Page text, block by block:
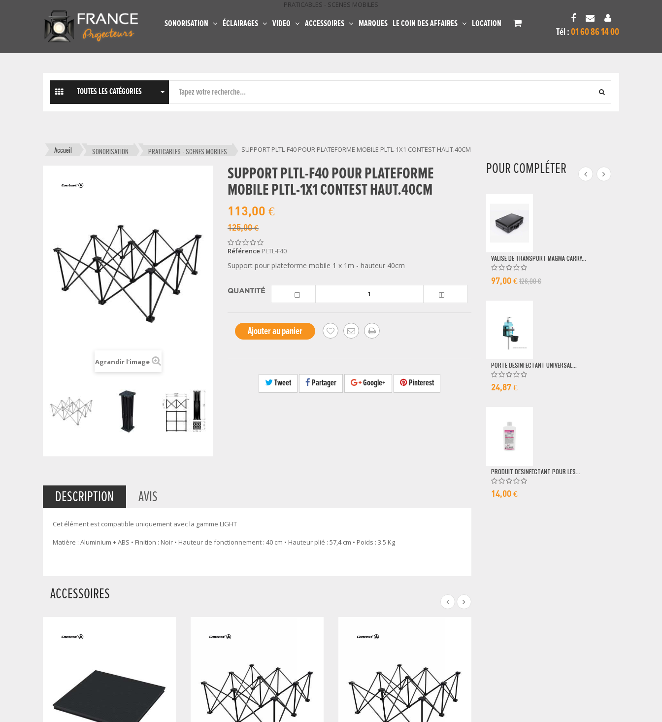
SONORISATION ÉCLAIRAGES VIDEO ACCESSOIRES MARQUES LE COIN DES AFFAIRES LOCATION
Tél : 01 60 86 14 00
PRATICABLES - SCENES MOBILES
TOUTES LES CATÉGORIES
Accueil SONORISATION PRATICABLES - SCENES MOBILES SUPPORT PLTL-F40 POUR PLATEFORME MOBILE PLTL-1X1 CONTEST HAUT.40CM
Agrandir l'image
SUPPORT PLTL-F40 POUR PLATEFORME
MOBILE PLTL-1X1 CONTEST HAUT.40CM
113,00 €
125,00 €
Référence PLTL-F40
Support pour plateforme mobile 1 x 1m - hauteur 40cm
QUANTITÉ
Ajouter au panier
Tweet Partager Google+ Pinterest
DESCRIPTION AVIS
Cet élément est compatible uniquement avec la gamme LIGHT
Matière : Aluminium + ABS • Finition : Noir • Hauteur de fonctionnement : 40 cm • Hauteur plié : 57,4 cm • Poids : 3.5 Kg
ACCESSOIRES
POUR COMPLÉTER
VALISE DE TRANSPORT MAGMA CARRY...
97,00 €126,00 €
PORTE DESINFECTANT UNIVERSAL...
24,87 €
PRODUIT DESINFECTANT POUR LES...
14,00 €